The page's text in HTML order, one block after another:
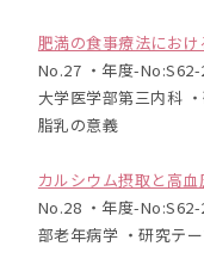
肥満の食事療法にお
No.27 ・年度-
大学医学部第三内科
脂乳の意義
カルシウム摂取と高血
No.28 ・年度-
部老年病学 ・研究テ